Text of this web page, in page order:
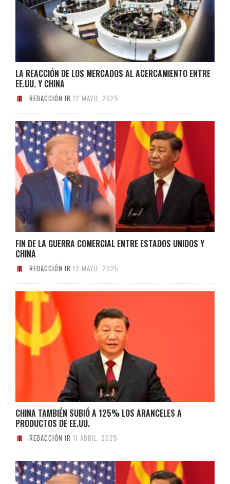
LA REACCIÓN DE LOS MERCADOS AL ACERCAMIENTO ENTRE
EE.UU. Y CHINA
REDACCIÓN IR 12 MAYO, 2025
FIN DE LA GUERRA COMERCIAL ENTRE ESTADOS UNIDOS Y
CHINA
REDACCIÓN IR 12 MAYO, 2025
CHINA TAMBIÉN SUBIÓ A 125% LOS ARANCELES A
PRODUCTOS DE EE.UU.
REDACCIÓN IR 11 ABRIL, 2025